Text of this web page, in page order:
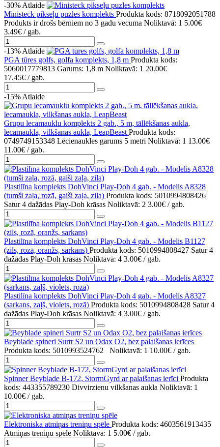
-30% Atlaide
Ministeck pikseļu puzles komplekts Produkta kods: 8718092051788
Produkts ir drošs bērniem no 3 gadu vecuma Noliktavā: 1 5.00€
3.49€ / gab.
-13% Atlaide
PGA tūres golfs, golfa komplekts, 1,8 m Produkta kods:
5060017779813 Garums: 1,8 m Noliktavā: 1 20.00€
17.45€ / gab.
-15% Atlaide
Grupu lecamauklu komplekts 2 gab., 5 m, tāllēkšanas aukla,
lecamaukla, vilkšanas aukla, LeapBeast Produkta kods:
0749749153348 Lēcienaukles garums 5 metri Noliktavā: 1 13.00€
11.00€ / gab.
Plastilīna komplekts DohVinci Play-Doh 4 gab. - Modelis A8328
(tumši zaļa, rozā, gaiši zaļa, zila) Produkta kods: 5010994808426
Satur 4 dažādas Play-Doh krāsas Noliktavā: 2 3.00€ / gab.
Plastilīna komplekts DohVinci Play-Doh 4 gab. - Modelis B1127
(zils, rozā, oranžs, sarkans) Produkta kods: 5010994808427 Satur 4
dažādas Play-Doh krāsas Noliktavā: 4 3.00€ / gab.
Plastilīna komplekts DohVinci Play-Doh 4 gab. - Modelis A8327
(sarkans, zaļš, violets, rozā) Produkta kods: 5010994808428 Satur 4
dažādas Play-Doh krāsas Noliktavā: 4 3.00€ / gab.
Beyblade spineri Surtr S2 un Odax O2, bez palaišanas ierīces
Produkta kods: 5010993524762
Noliktavā: 1 10.00€ / gab.
Spinner Beyblade B-172, StormGyrd ar palaišanas ierīci Produkta
kods: 443355789230 Divvirzienu vilkšanas aukla Noliktavā: 1
10.00€ / gab.
Elektroniska atmiņas treniņu spēle Produkta kods: 4603561913435
Atmiņas treniņu spēle Noliktavā: 1 5.00€ / gab.